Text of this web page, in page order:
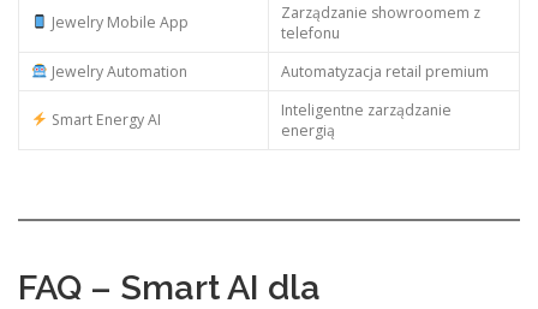
Jewelry Mobile App
Zarządzanie showroomem z
telefonu
Jewelry Automation
Automatyzacja retail premium
Smart Energy AI
Inteligentne zarządzanie
energią
FAQ – Smart AI dla